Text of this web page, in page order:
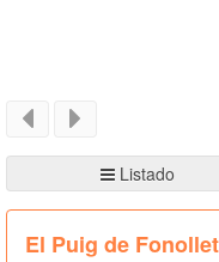
Listado
El Puig de Fonollet